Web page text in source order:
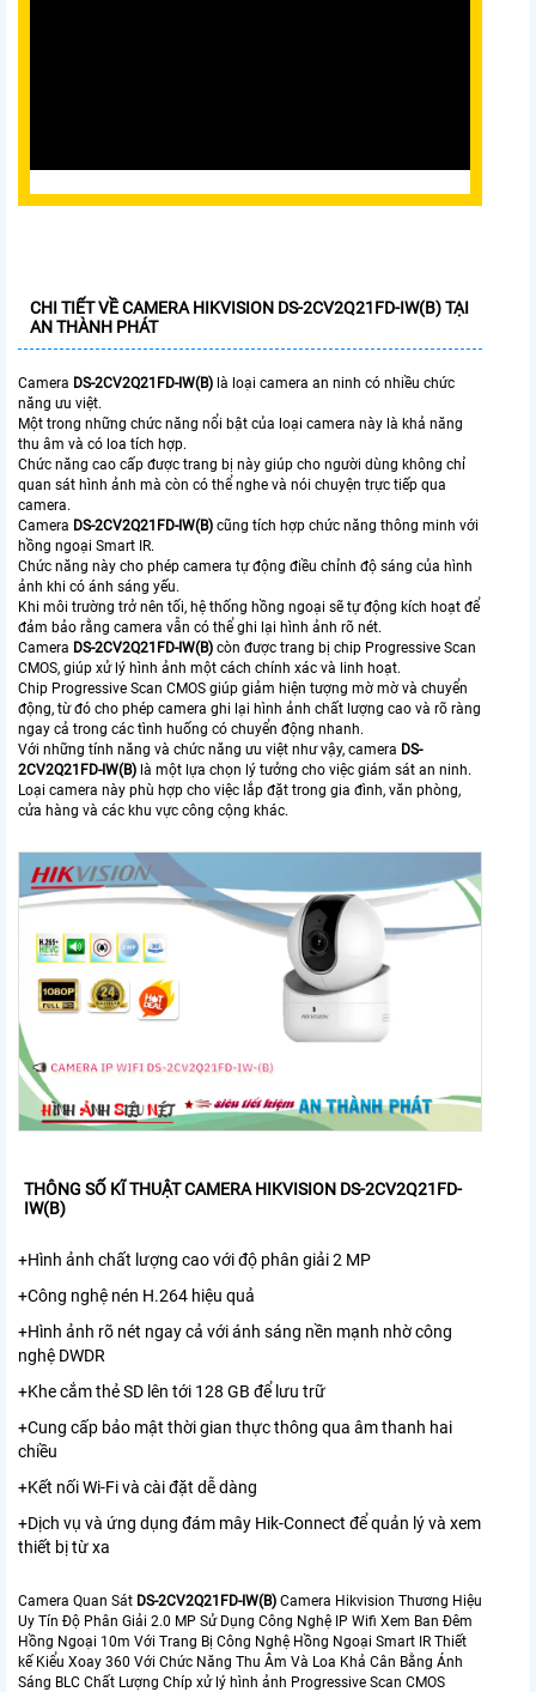
CHI TIẾT VỀ CAMERA HIKVISION DS-2CV2Q21FD-IW(B) TẠI
AN THÀNH PHÁT
Camera DS-2CV2Q21FD-IW(B) là loại camera an ninh có nhiều chức
năng ưu việt.
Một trong những chức năng nổi bật của loại camera này là khả năng
thu âm và có loa tích hợp.
Chức năng cao cấp được trang bị này giúp cho người dùng không chỉ
quan sát hình ảnh mà còn có thể nghe và nói chuyện trực tiếp qua
camera.
Camera DS-2CV2Q21FD-IW(B) cũng tích hợp chức năng thông minh với
hồng ngoại Smart IR.
Chức năng này cho phép camera tự động điều chỉnh độ sáng của hình
ảnh khi có ánh sáng yếu.
Khi môi trường trở nên tối, hệ thống hồng ngoại sẽ tự động kích hoạt để
đảm bảo rằng camera vẫn có thể ghi lại hình ảnh rõ nét.
Camera DS-2CV2Q21FD-IW(B) còn được trang bị chip Progressive Scan
CMOS, giúp xử lý hình ảnh một cách chính xác và linh hoạt.
Chip Progressive Scan CMOS giúp giảm hiện tượng mờ mờ và chuyển
động, từ đó cho phép camera ghi lại hình ảnh chất lượng cao và rõ ràng
ngay cả trong các tình huống có chuyển động nhanh.
Với những tính năng và chức năng ưu việt như vậy, camera DS-
2CV2Q21FD-IW(B) là một lựa chọn lý tưởng cho việc giám sát an ninh.
Loại camera này phù hợp cho việc lắp đặt trong gia đình, văn phòng,
cửa hàng và các khu vực công cộng khác.
THÔNG SỐ KĨ THUẬT CAMERA HIKVISION DS-2CV2Q21FD-
IW(B)
+Hình ảnh chất lượng cao với độ phân giải 2 MP
+Công nghệ nén H.264 hiệu quả
+Hình ảnh rõ nét ngay cả với ánh sáng nền mạnh nhờ công
nghệ DWDR
+Khe cắm thẻ SD lên tới 128 GB để lưu trữ
+Cung cấp bảo mật thời gian thực thông qua âm thanh hai
chiều
+Kết nối Wi-Fi và cài đặt dễ dàng
+Dịch vụ và ứng dụng đám mây Hik-Connect để quản lý và xem
thiết bị từ xa
Camera Quan Sát DS-2CV2Q21FD-IW(B) Camera Hikvision Thương Hiệu
Uy Tín Độ Phân Giải 2.0 MP Sử Dụng Công Nghệ IP Wifi Xem Ban Đêm
Hồng Ngoại 10m Với Trang Bị Công Nghệ Hồng Ngoại Smart IR Thiết
kế Kiểu Xoay 360 Với Chức Năng Thu Âm Và Loa Khả Cân Bằng Ánh
Sáng BLC Chất Lượng Chíp xử lý hình ảnh Progressive Scan CMOS